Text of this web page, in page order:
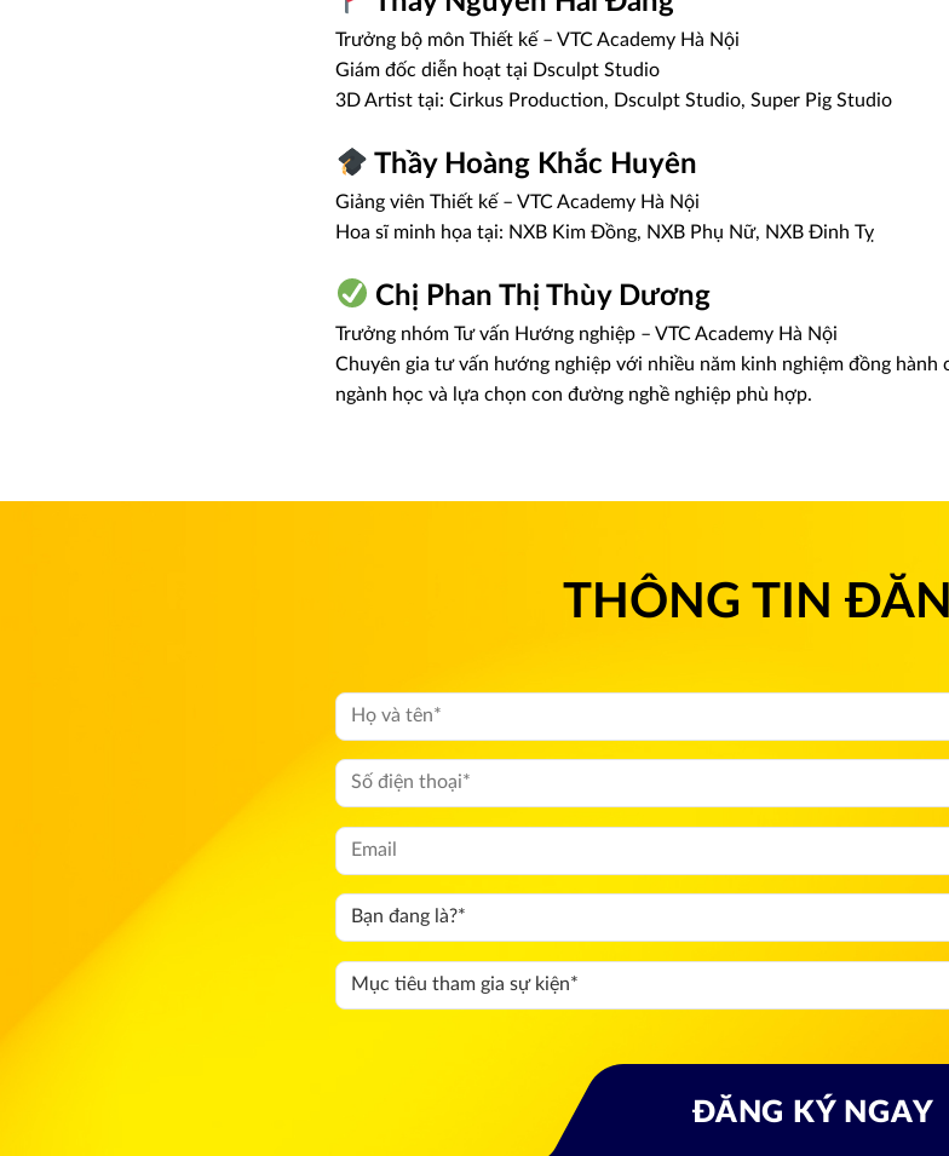
Trưởng bộ môn Thiết kế – VTC Academy Hà Nội
Giám đốc diễn hoạt tại Dsculpt Studio
3D Artist tại: Cirkus Production, Dsculpt Studio, Super Pig Studio
Thầy Hoàng Khắc Huyên
Giảng viên Thiết kế – VTC Academy Hà Nội
Hoa sĩ minh họa tại: NXB Kim Đồng, NXB Phụ Nữ, NXB Đinh Tỵ
Chị Phan Thị Thùy Dương
Trưởng nhóm Tư vấn Hướng nghiệp – VTC Academy Hà Nội
Chuyên gia tư vấn hướng nghiệp với nhiều năm kinh nghiệm đồng
ngành học và lựa chọn con đường nghề nghiệp phù hợp.
THÔNG TIN